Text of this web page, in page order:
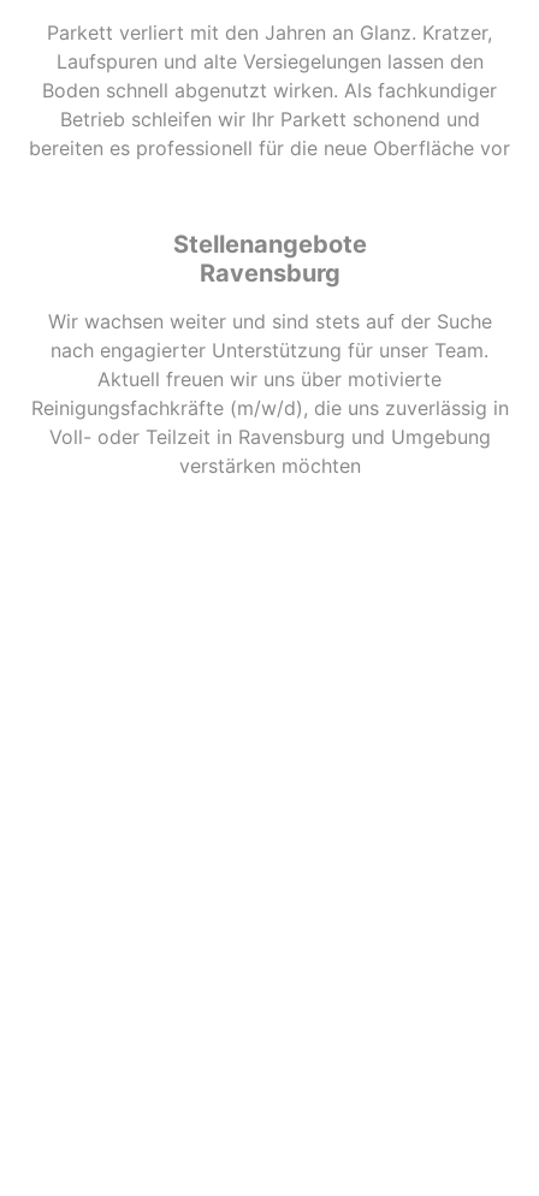
Parkett verliert mit den Jahren an Glanz. Kratzer,
Laufspuren und alte Versiegelungen lassen den
Boden schnell abgenutzt wirken. Als fachkundiger
Betrieb schleifen wir Ihr Parkett schonend und
bereiten es professionell für die neue Oberfläche vor
Stellenangebote
Ravensburg
Wir wachsen weiter und sind stets auf der Suche
nach engagierter Unterstützung für unser Team.
Aktuell freuen wir uns über motivierte
Reinigungsfachkräfte (m/w/d), die uns zuverlässig in
Voll- oder Teilzeit in Ravensburg und Umgebung
verstärken möchten